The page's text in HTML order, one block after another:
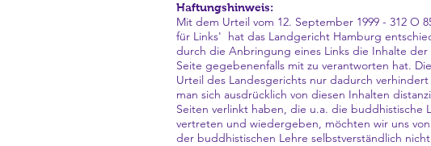
Haftungshinweis:
Mit dem Urteil vom 12. September 1999 - 312 O
für Links' ­ hat das Landgericht Hamburg
durch die Anbringung eines Links die Inhalte der
Seite gegebenenfalls mit zu verantworten hat.
Urteil des Landesgerichts nur dadurch
man sich ausdrücklich von diesen Inhalten
Seiten verlinkt haben, die u.a. die buddhistische
vertreten und wiedergeben, möchten wir uns
der buddhistischen Lehre selbstverständlich